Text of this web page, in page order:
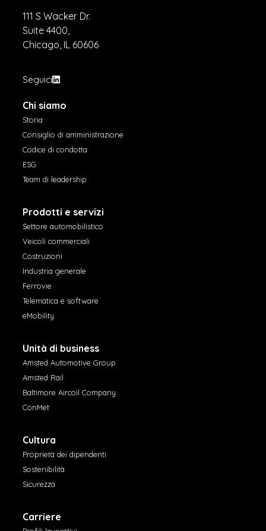
111 S Wacker Dr.
Suite 4400,
Chicago, IL 60606
Seguici
Chi siamo
Storia
Consiglio di amministrazione
Codice di condotta
ESG
Team di leadership
Prodotti e servizi
Settore automobilistico
Veicoli commerciali
Costruzioni
Industria generale
Ferrovie
Telematica e software
eMobility
Unità di business
Amsted Automotive Group
Amsted Rail
Baltimore Aircoil Company
ConMet
Cultura
Proprietà dei dipendenti
Sostenibilità
Sicurezza
Carriere